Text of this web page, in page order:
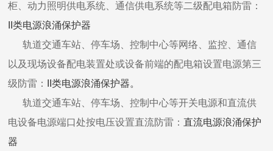
柜、动力照明供电系统、通信供电系统等二级配电箱防雷：
II类电源浪涌保护器
轨道交通车站、停车场、控制中心等网络、监控、通信
以及现场设备配电装置处或设备前端的配电箱设置电源第三
级防雷：
II类电源浪涌保护器。
轨道交通车站、停车场、控制中心等开关电源和直流供
电设备电源端口处按电压设置直流防雷： 直流电源浪涌保护
器